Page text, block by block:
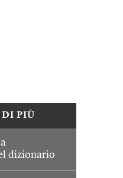
DI PIÙ
dizionario